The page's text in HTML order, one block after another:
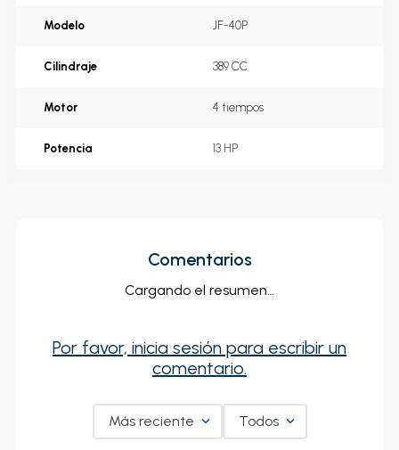
Modelo JF-40P
Cilindraje 389 CC
Motor 4 tiempos
Potencia 13 HP
Comentarios
Cargando el resumen…
Por favor, inicia sesión para escribir un
comentario.
Más reciente Todos